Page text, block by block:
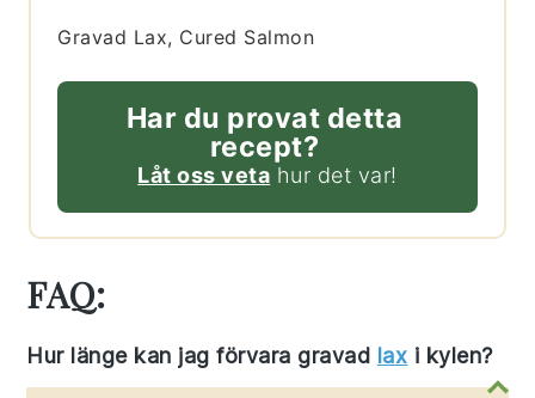
Gravad Lax, Cured Salmon
Har du provat detta
recept?
Låt oss veta hur det var!
FAQ:
Hur länge kan jag förvara gravad lax i kylen?